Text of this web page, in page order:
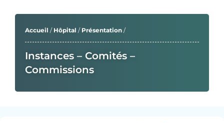
Accueil / Hôpital / Présentation /
Instances – Comités –
Commissions